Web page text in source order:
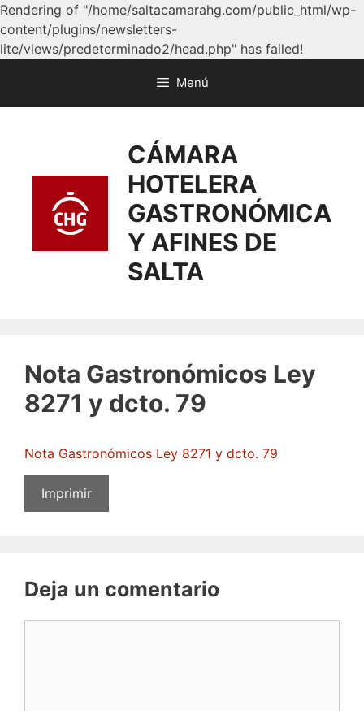
Rendering of "/home/saltacamarahg.com/public_html/wp-
content/plugins/newsletters-
lite/views/predeterminado2/head.php" has failed!
Menú
CÁMARA
HOTELERA
GASTRONÓMICA
Y AFINES DE
SALTA
Nota Gastronómicos Ley
8271 y dcto. 79
Nota Gastronómicos Ley 8271 y dcto. 79
Imprimir
Deja un comentario